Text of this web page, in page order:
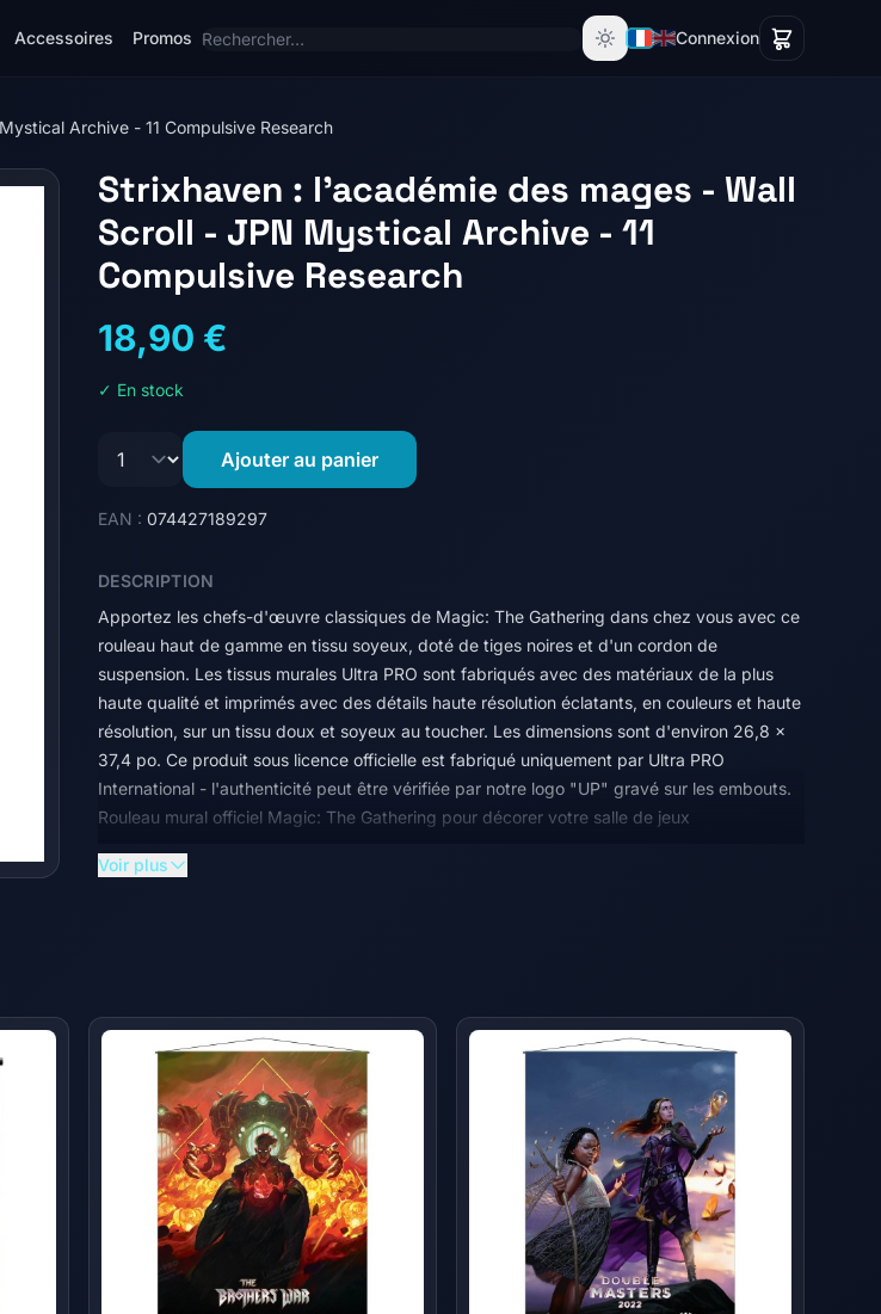
Accessoires Promos Connexion
Archive - 11 Compulsive Research
Strixhaven : l'académie des mages - Wall
Scroll - JPN Mystical Archive - 11
Compulsive Research
18,90 €
✓ En stock
Ajouter au panier
EAN : 074427189297
DESCRIPTION
Apportez les chefs-d'œuvre classiques de Magic: The Gathering dans chez vous avec ce
rouleau haut de gamme en tissu soyeux, doté de tiges noires et d'un cordon de
suspension. Les tissus murales Ultra PRO sont fabriqués avec des matériaux de la plus
haute qualité et imprimés avec des détails haute résolution éclatants, en couleurs et haute
résolution, sur un tissu doux et soyeux au toucher. Les dimensions sont d'environ 26,8 x
37,4 po. Ce produit sous licence officielle est fabriqué uniquement par Ultra PRO
International - l'authenticité peut être vérifiée par notre logo "UP" gravé sur les embouts.
Rouleau mural officiel Magic: The Gathering pour décorer votre salle de jeux
Tissu doux de qualité supérieure ressemblant à de la soie avec des tiges et des cordes de
Voir plus